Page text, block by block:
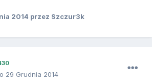
2014 przez Szczur3k
29 Grudnia 2014